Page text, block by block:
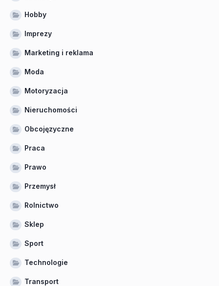
Hobby
Imprezy
Marketing i reklama
Moda
Motoryzacja
Nieruchomości
Obcojęzyczne
Praca
Prawo
Przemysł
Rolnictwo
Sklep
Sport
Technologie
Transport